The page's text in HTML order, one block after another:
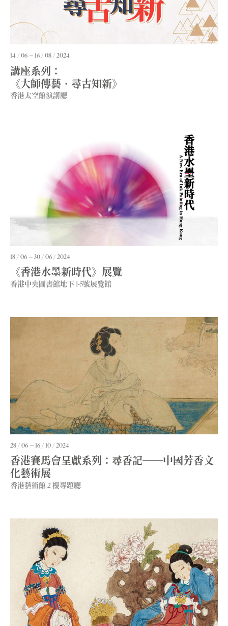
14 / 06 16 / 08 / 2024
講座系列：
《大師傳藝‧尋古知新》
香港太空館演講廳
18 / 06 30 / 06 / 2024
《香港水墨新時代》展覽
香港中央圖書館地下 1-5號展覽館
28 / 06 16 / 10 / 2024
香港賽馬會呈獻系列：尋香記──中國芳香文
化藝術展
香港藝術館 2 樓專題廳